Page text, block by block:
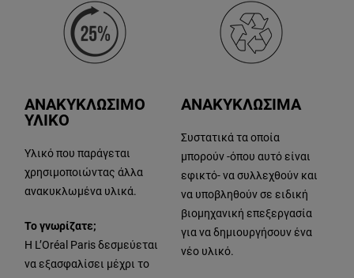
ΑΝΑΚΥΚΛΩΣΙΜΟ
ΥΛΙΚΟ
Υλικό που παράγεται
χρησιμοποιώντας άλλα
ανακυκλωμένα υλικά.
Το γνωρίζατε;
Η L’Oréal Paris δεσμεύεται
να εξασφαλίσει μέχρι το
ΑΝΑΚΥΚΛΩΣΙΜΑ
Συστατικά τα οποία
μπορούν -όπου αυτό είναι
εφικτό- να συλλεχθούν και
να υποβληθούν σε ειδική
βιομηχανική επεξεργασία
για να δημιουργήσουν ένα
νέο υλικό.